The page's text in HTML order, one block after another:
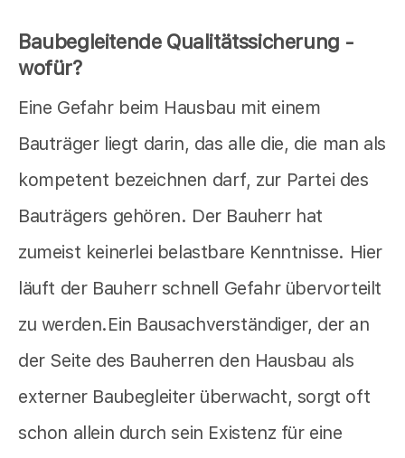
Baubegleitende Qualitätssicherung -
wofür?
Eine Gefahr beim Hausbau mit einem
Bauträger liegt darin, das alle die, die man als
kompetent bezeichnen darf, zur Partei des
Bauträgers gehören. Der Bauherr hat
zumeist keinerlei belastbare Kenntnisse. Hier
läuft der Bauherr schnell Gefahr übervorteilt
zu werden.Ein Bausachverständiger, der an
der Seite des Bauherren den Hausbau als
externer Baubegleiter überwacht, sorgt oft
schon allein durch sein Existenz für eine